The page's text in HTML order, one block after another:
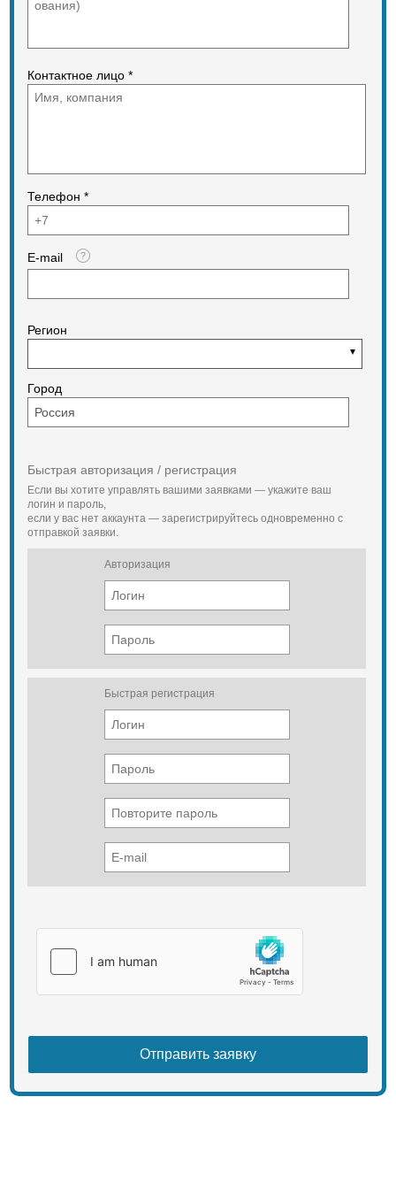
(круглое сопло) 58,12 м/с Скорость
Оснащение Ременная оснастка
Конструкция с насадкой
работы в режиме пылесоса
Контактное лицо *
Телефон *
E-mail
Регион
Город
Быстрая авторизация / регистрация
Если вы хотите управлять вашими заявками — укажите ваш
логин и пароль,
если у вас нет аккаунта — зарегистрируйтесь одновременно с
отправкой заявки.
Авторизация
Быстрая регистрация